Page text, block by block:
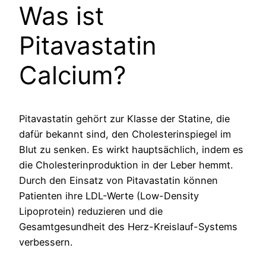
Was ist
Pitavastatin
Calcium?
Pitavastatin gehört zur Klasse der Statine, die
dafür bekannt sind, den Cholesterinspiegel im
Blut zu senken. Es wirkt hauptsächlich, indem es
die Cholesterinproduktion in der Leber hemmt.
Durch den Einsatz von Pitavastatin können
Patienten ihre LDL-Werte (Low-Density
Lipoprotein) reduzieren und die
Gesamtgesundheit des Herz-Kreislauf-Systems
verbessern.